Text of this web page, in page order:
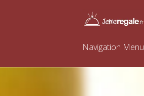
Navigation Menu